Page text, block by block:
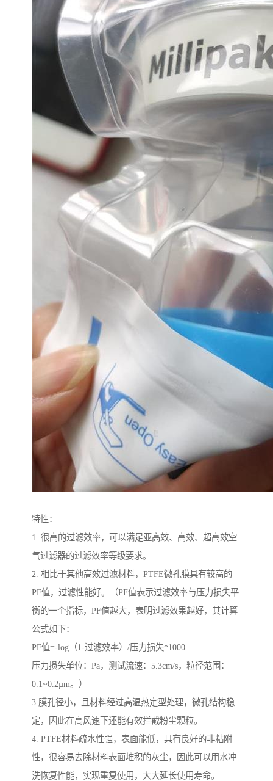
特性：
1. 很高的过滤效率，可以满足亚高效、高效、超高效空
气过滤器的过滤效率等级要求。
2. 相比于其他高效过滤材料，PTFE微孔膜具有较高的
PF值，过滤性能好。（PF值表示过滤效率与压力损失平
衡的一个指标，PF值越大，表明过滤效果越好，其计算
公式如下：
PF值=-log（1-过滤效率）/压力损失*1000
压力损失单位：Pa，测试流速：5.3cm/s，粒径范围：
0.1~0.2µm。）
3.膜孔径小，且材料经过高温热定型处理，微孔结构稳
定，因此在高风速下还能有效拦截粉尘颗粒。
4. PTFE材料疏水性强，表面能低，具有良好的非粘附
性，很容易去除材料表面堆积的灰尘，因此可以用水冲
洗恢复性能，实现重复使用，大大延长使用寿命。